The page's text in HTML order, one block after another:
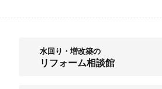
水回り・増改築の
リフォーム相談館